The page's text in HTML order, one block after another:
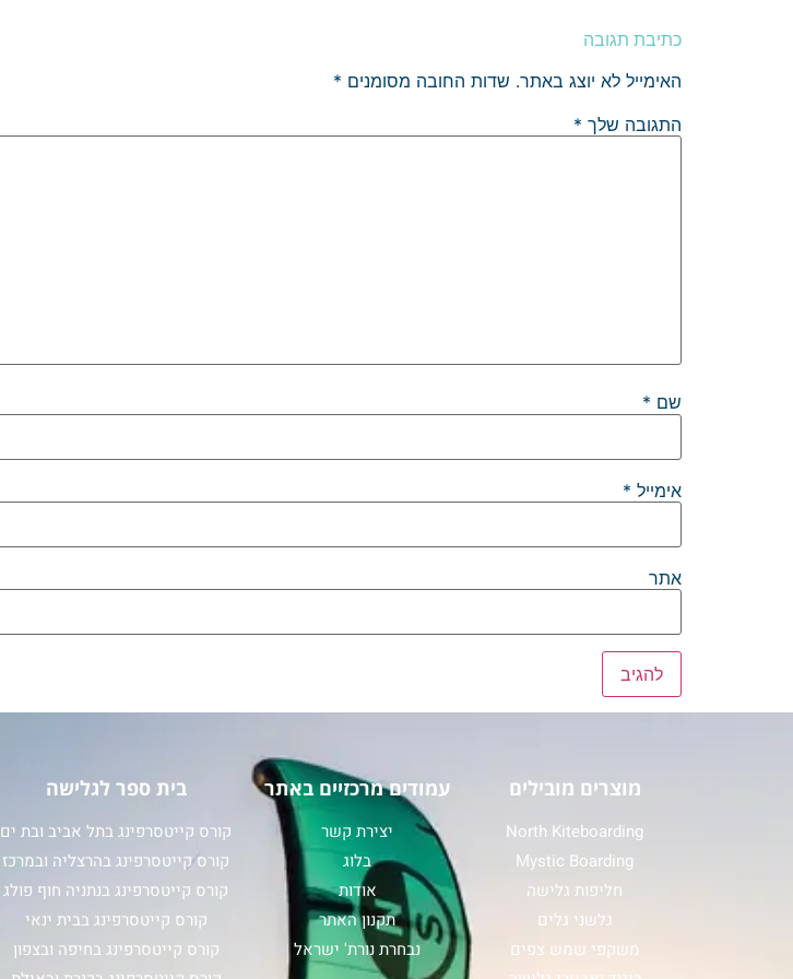
כתיבת תגובה
האימייל לא יוצג באתר. שדות החובה מסומנים *
התגובה שלך *
שם *
אימייל *
אתר
מוצרים מובילים
North Kiteboarding
Mystic Boarding
חליפות גלישה
גלשני גלים
משקפי שמש צפים
עמודים מרכזיים באתר
יצירת קשר
בלוג
אודות
תקנון האתר
נבחרת נורת' ישראל
בית ספר לגלישה
קורס קייטסרפינג בתל אביב ובת ים
קורס קייטסרפינג בהרצליה ובמרכז
קורס קייטסרפינג בנתניה חוף פולג
קורס קייטסרפינג בבית ינאי
קורס קייטסרפינג בחיפה ובצפון